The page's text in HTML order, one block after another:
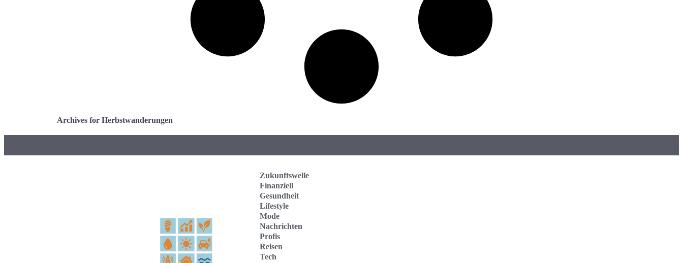
Archives for Herbstwanderungen
Zukunftswelle
Finanziell
Gesundheit
Lifestyle
Mode
Nachrichten
Profis
Reisen
Tech